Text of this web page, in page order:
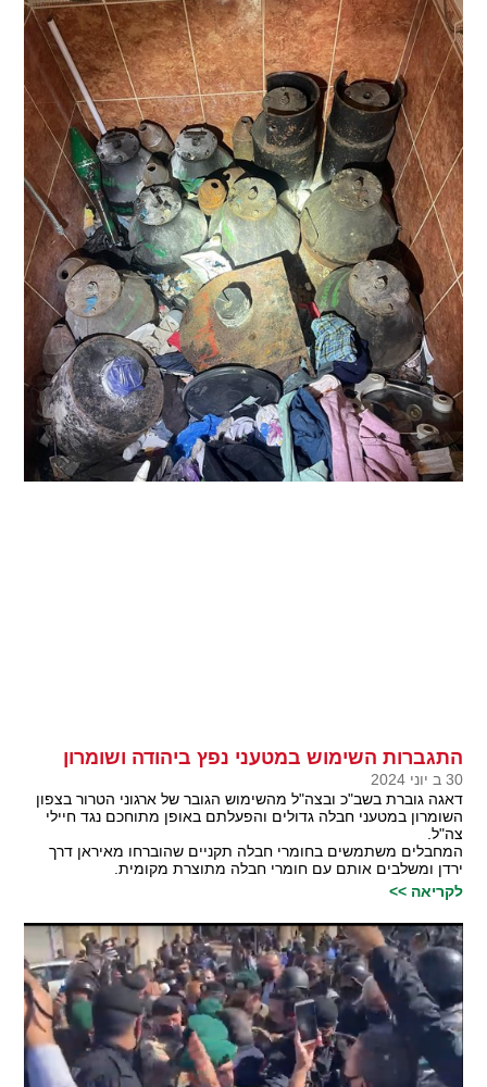
התגברות השימוש במטעני נפץ ביהודה ושומרון
30 ב יוני 2024
דאגה גוברת בשב"כ ובצה"ל מהשימוש הגובר של ארגוני הטרור בצפון
השומרון במטעני חבלה גדולים והפעלתם באופן מתוחכם נגד חיילי
צה"ל.
המחבלים משתמשים בחומרי חבלה תקניים שהוברחו מאיראן דרך
ירדן ומשלבים אותם עם חומרי חבלה מתוצרת מקומית.
לקריאה >>